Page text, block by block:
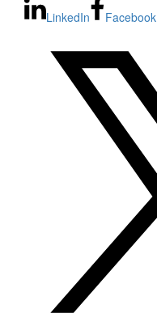
LinkedIn Facebook